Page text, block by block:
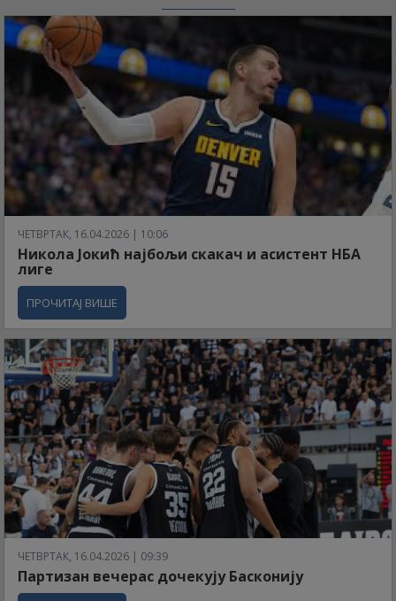
ЧЕТВРТАК, 16.04.2026 | 10:06
Никола Јокић најбољи скакач и асистент НБА
лиге
ПРОЧИТАЈ ВИШЕ
ЧЕТВРТАК, 16.04.2026 | 09:39
Партизан вечерас дочекују Басконију